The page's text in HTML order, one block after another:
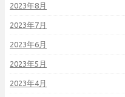
2023年8月
2023年7月
2023年6月
2023年5月
2023年4月